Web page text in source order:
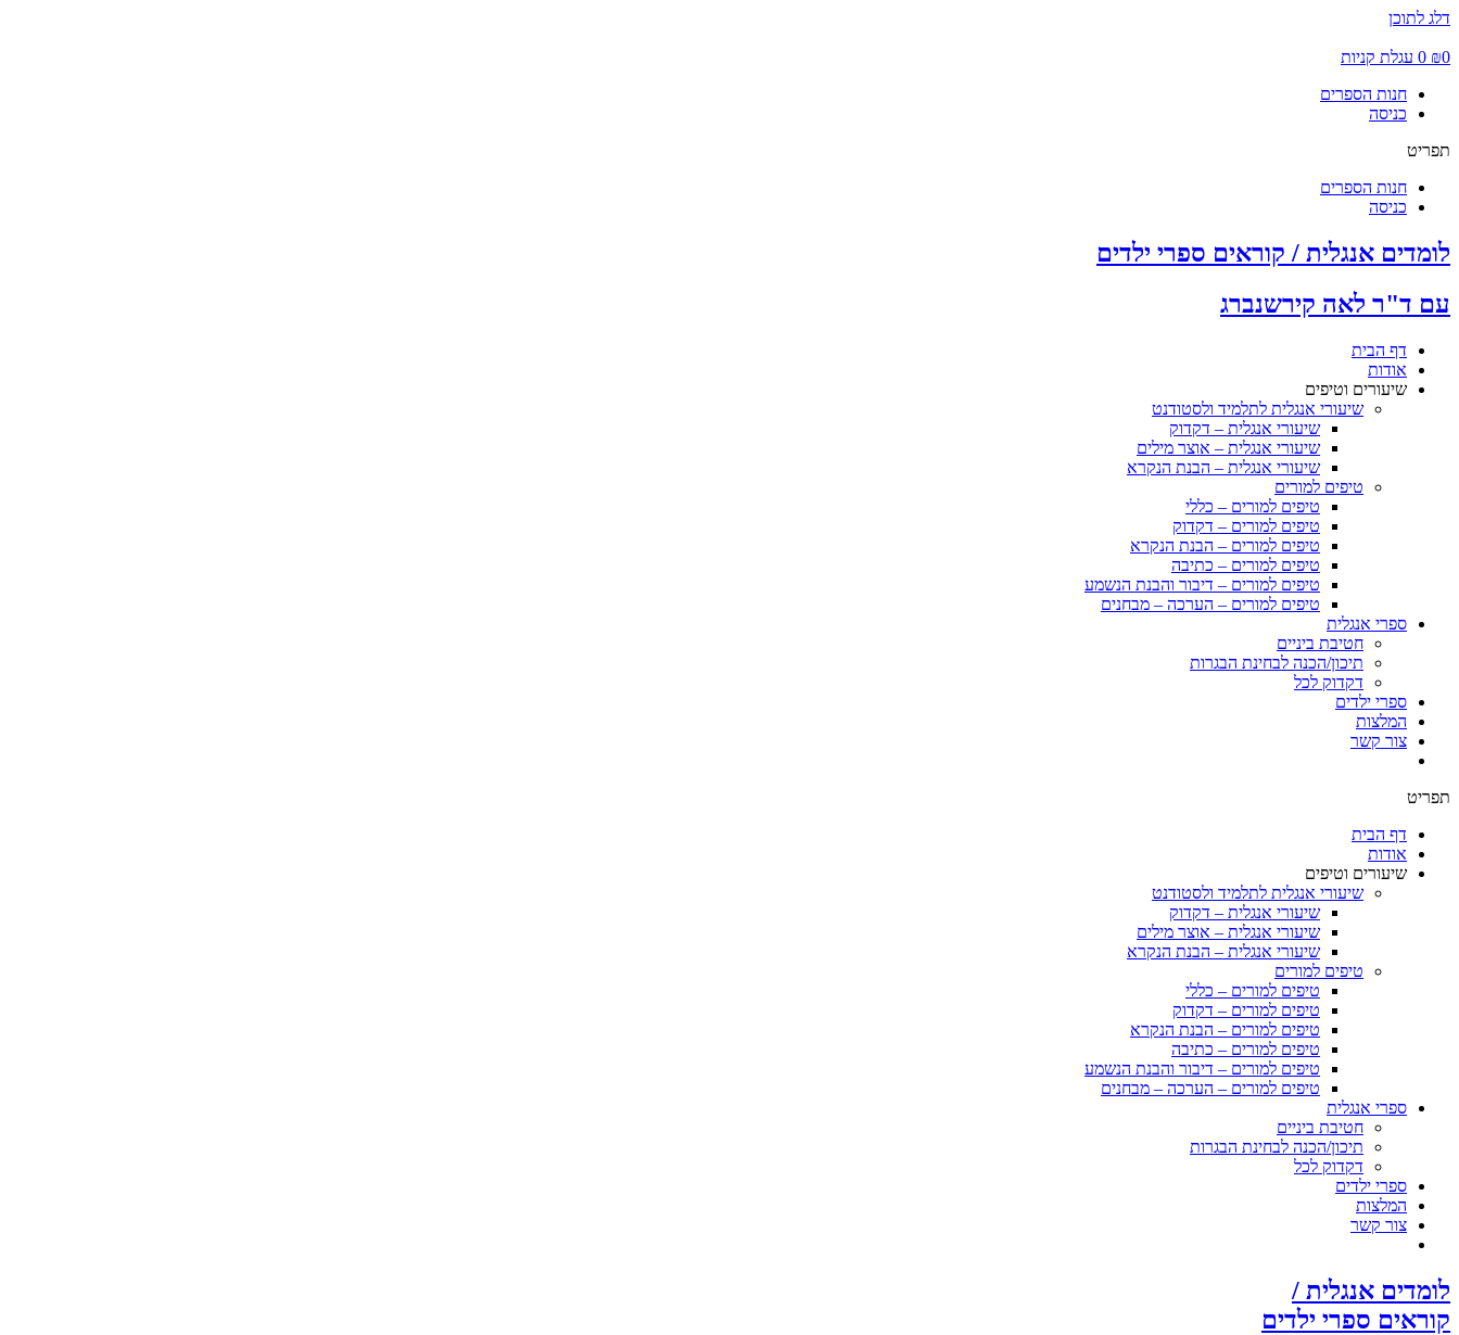
דלג לתוכן
₪0
0 עגלת קניות
חנות הספרים
כניסה
תפריט
חנות הספרים
כניסה
לומדים אנגלית / קוראים ספרי ילדים
עם ד"ר לאה קירשנברג
דף הבית
אודות
שיעורים וטיפים
שיעורי אנגלית לתלמיד ולסטודנט
שיעורי אנגלית – דקדוק
שיעורי אנגלית – אוצר מילים
שיעורי אנגלית – הבנת הנקרא
טיפים למורים
טיפים למורים – כללי
טיפים למורים – דקדוק
טיפים למורים – הבנת הנקרא
טיפים למורים – כתיבה
טיפים למורים – דיבור והבנת הנשמע
טיפים למורים – הערכה – מבחנים
ספרי אנגלית
חטיבת ביניים
תיכון/הכנה לבחינת הבגרות
דקדוק לכל
ספרי ילדים
המלצות
צור קשר
תפריט
דף הבית
אודות
שיעורים וטיפים
שיעורי אנגלית לתלמיד ולסטודנט
שיעורי אנגלית – דקדוק
שיעורי אנגלית – אוצר מילים
שיעורי אנגלית – הבנת הנקרא
טיפים למורים
טיפים למורים – כללי
טיפים למורים – דקדוק
טיפים למורים – הבנת הנקרא
טיפים למורים – כתיבה
טיפים למורים – דיבור והבנת הנשמע
טיפים למורים – הערכה – מבחנים
ספרי אנגלית
חטיבת ביניים
תיכון/הכנה לבחינת הבגרות
דקדוק לכל
ספרי ילדים
המלצות
צור קשר
לומדים אנגלית /
קוראים ספרי ילדים